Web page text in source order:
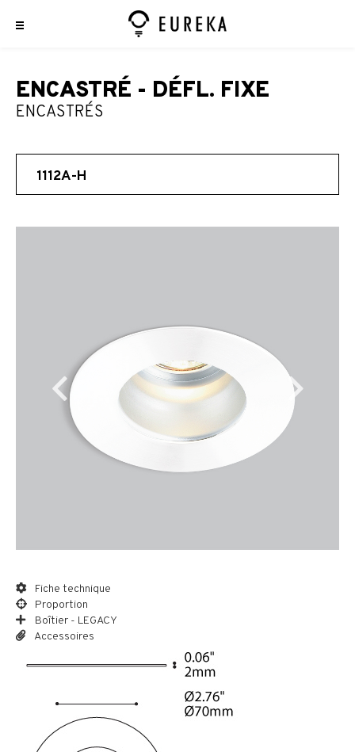
ENCASTRÉ - DÉFL. FIXE
ENCASTRÉS
1112A-H
Fiche technique
Proportion
Boîtier - LEGACY
Accessoires